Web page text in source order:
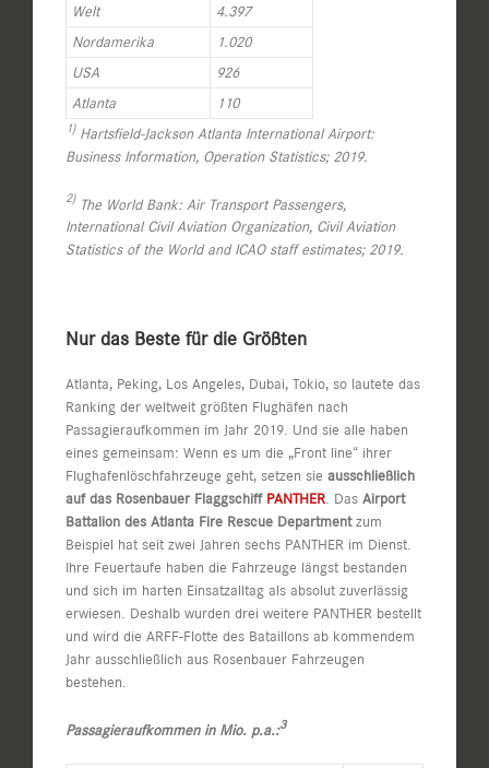
Welt
4.397
Nordamerika
1.020
USA
926
Atlanta
110
1)Hartsfield-Jackson Atlanta International Airport:
Business Information, Operation Statistics; 2019.
2)The World Bank: Air Transport Passengers,
International Civil Aviation Organization, Civil Aviation
Statistics of the World and ICAO staff estimates; 2019.
Nur das Beste für die Größten
Atlanta, Peking, Los Angeles, Dubai, Tokio, so lautete das
Ranking der weltweit größten Flughäfen nach
Passagieraufkommen im Jahr 2019. Und sie alle haben
eines gemeinsam: Wenn es um die „Front line“ ihrer
Flughafenlöschfahrzeuge geht, setzen sie ausschließlich
auf das Rosenbauer Flaggschiff PANTHER. Das Airport
Battalion des Atlanta Fire Rescue Departmentzum
Beispiel hat seit zwei Jahren sechs PANTHER im Dienst.
Ihre Feuertaufe haben die Fahrzeuge längst bestanden
und sich im harten Einsatzalltag als absolut zuverlässig
erwiesen. Deshalb wurden drei weitere PANTHER bestellt
und wird die ARFF-Flotte des Bataillons ab kommendem
Jahr ausschließlich aus Rosenbauer Fahrzeugen
bestehen.
Passagieraufkommen in Mio. p.a.:3